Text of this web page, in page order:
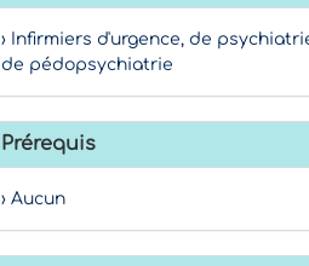
› Infirmiers d'urgence, de
de pédopsychiatrie
Prérequis
› Aucun